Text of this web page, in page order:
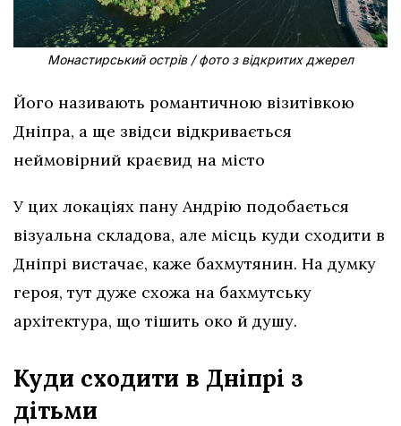
Монастирський острів / фото з відкритих джерел
Його називають романтичною візитівкою
Дніпра, а ще звідси відкривається
неймовірний краєвид на місто
У цих локаціях пану Андрію подобається
візуальна складова, але місць куди сходити в
Дніпрі вистачає, каже бахмутянин. На думку
героя, тут дуже схожа на бахмутську
архітектура, що тішить око й душу.
Куди сходити в Дніпрі з
дітьми